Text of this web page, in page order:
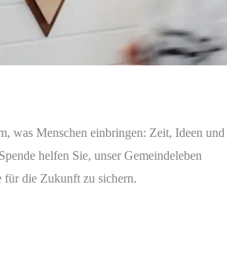
was Menschen einbringen: Zeit, Ideen und
helfen Sie, unser Gemeindeleben
für die Zukunft zu sichern.